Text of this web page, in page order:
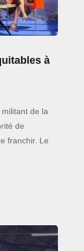
à
de la
de
franchir. Le